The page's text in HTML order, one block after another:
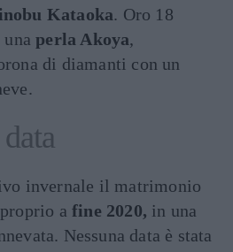
Kataoka. Oro 18
unaperla Akoya,
di diamanti con un
invernale il matrimonio
a fine 2020, in una
Nessuna data è stata